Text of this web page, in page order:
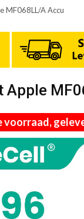
MF068LL/A Accu
Apple
voorraad,